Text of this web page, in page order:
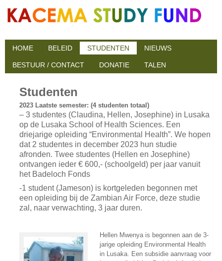
HOME BELEID STUDENTEN NIEUWS
BESTUUR / CONTACT DONATIE TALEN
Studenten
2023 Laatste semester: (4 studenten totaal)
– 3 studentes (Claudina, Hellen, Josephine) in Lusaka
op de Lusaka School of Health Sciences. Een
driejarige opleiding “Environmental Health”. We hopen
dat 2 studentes in december 2023 hun studie
afronden. Twee studentes (Hellen en Josephine)
ontvangen ieder € 600,- (schoolgeld) per jaar vanuit
het Badeloch Fonds
-1 student (Jameson) is kortgeleden begonnen met
een opleiding bij de Zambian Air Force, deze studie
zal, naar verwachting, 3 jaar duren.
Hellen Mwenya is begonnen aan de 3-
jarige opleiding Environmental Health
in Lusaka. Een subsidie aanvraag voor